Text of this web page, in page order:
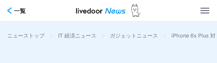
一覧
ニューストップ > IT 経済ニュース > ガジェットニュース > iPhone 6s Plus 対